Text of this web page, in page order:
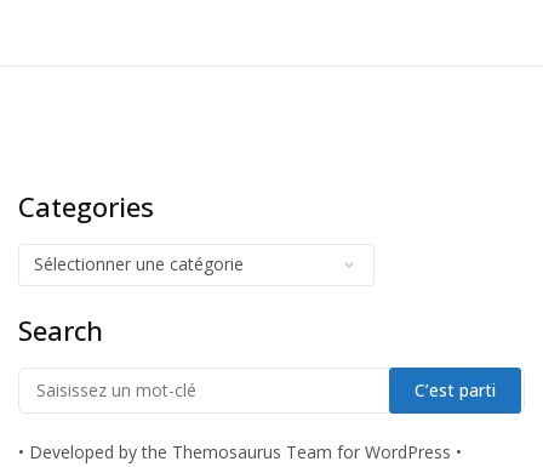
Categories
Search
• Developed by the Themosaurus Team for WordPress •